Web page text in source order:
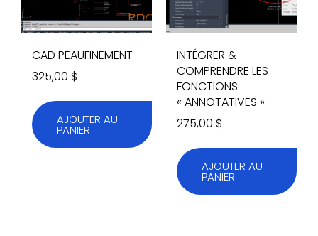
CAD PEAUFINEMENT
325,00 $
AJOUTER AU
PANIER
INTÉGRER &
COMPRENDRE LES
FONCTIONS
« ANNOTATIVES »
275,00 $
AJOUTER AU
PANIER